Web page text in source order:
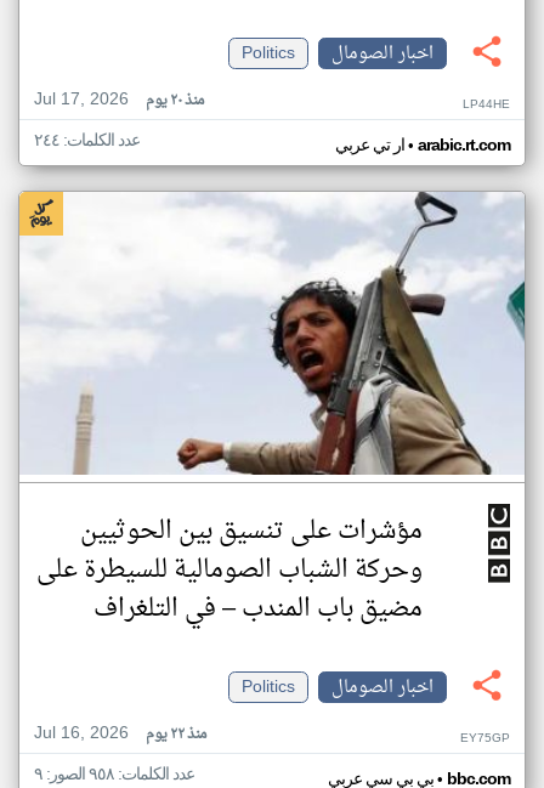
اخبار الصومال
Politics
Jul 17, 2026
منذ ٢٠ يوم LP44HE
ار تي عربي• arabic.rt.com عدد الكلمات: ٢٤٤
مؤشرات على تنسيق بين الحوثيين
وحركة الشباب الصومالية للسيطرة على
مضيق باب المندب – في التلغراف
اخبار الصومال
Politics
Jul 16, 2026
منذ ٢٢ يوم EY75GP
بي بي سي عربي• bbc.com عدد الكلمات: ٩٥٨ الصور: ٩